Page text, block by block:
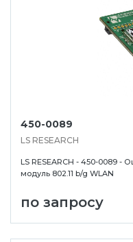
450-0089
LS RESEARCH
LS RESEARCH - 450-0089
модуль 802.11 b/g WLAN
по запросу